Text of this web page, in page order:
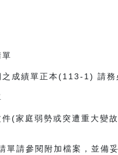
之成績單正本(113-1) 請務
(家庭弱勢或突遭重大變
單請參閱附加檔案，並備